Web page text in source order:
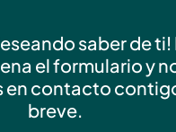
saber de ti!
el formulario y
en contacto
breve.